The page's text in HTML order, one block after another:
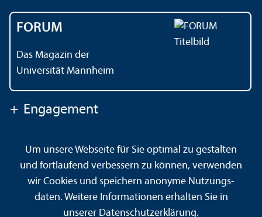
FORUM
Das Magazin der
Universität Mannheim
+ Engagement
Kontakt Impressum Datenschutz
Barrierefreiheit
Gebärdensprache
Leichte Sprache
Sitemap
Hausordnung
Sicherheit und Notfälle
Um unsere Webseite für Sie optimal zu gestalten
und fortlaufend verbessern zu können, verwenden
wir Cookies und speichern anonyme Nutzungs­
daten. Weitere Informationen erhalten Sie in
unserer Datenschutz­erklärung.